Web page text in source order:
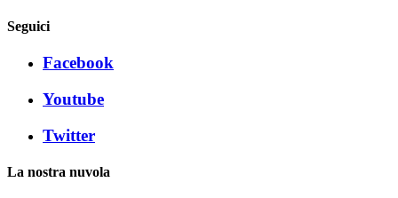
Seguici
Facebook
Youtube
Twitter
La nostra nuvola